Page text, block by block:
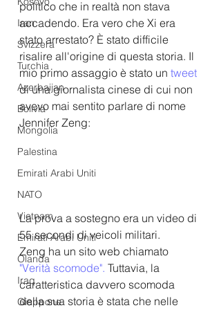
Iran
Svizzera
Turchia
Azerbaijan
Bolivia
Mongolia
Palestina
Emirati Arabi Uniti
NATO
Vietnam
Emirati Arabi Uniti
Olanda
Iraq
Giappone
politico che in realtà non stava
accadendo. Era vero che Xi era
stato arrestato? È stato difficile
risalire all'origine di questa storia. Il
mio primo assaggio è stato un tweet
di una giornalista cinese di cui non
avevo mai sentito parlare di nome
Jennifer Zeng:
La prova a sostegno era un video di
55 secondi di veicoli militari.
Zeng ha un sito web chiamato
"Verità scomode". Tuttavia, la
caratteristica davvero scomoda
della sua storia è stata che nelle